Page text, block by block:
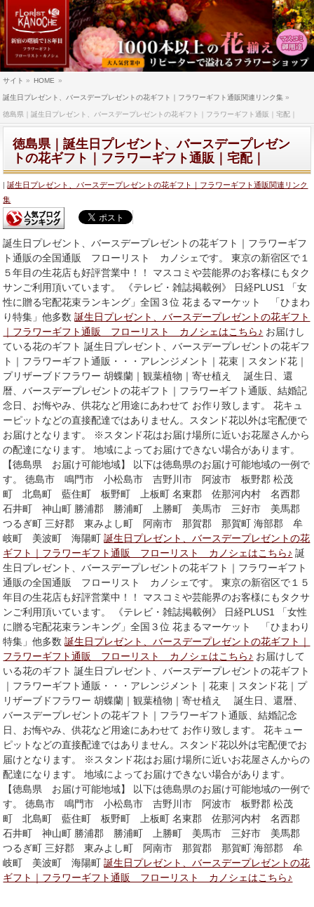
サイト » HOME »
誕生日プレゼント、バースデープレゼントの花ギフト｜フラワーギフト通販関連リンク集 »
徳島県｜誕生日プレゼント、バースデープレゼントの花ギフト｜フラワーギフト通販｜宅配｜
徳島県｜誕生日プレゼント、バースデープレゼン
トの花ギフト｜フラワーギフト通販｜宅配｜
誕生日プレゼント、バースデープレゼントの花ギフト｜フラワーギフト通販関連リンク
集
誕生日プレゼント、バースデープレゼントの花ギフト｜フラワーギフ
ト通販の全国通販 フローリスト カノシェです。 東京の新宿区で１
５年目の生花店も好評営業中！！ マスコミや芸能界のお客様にもタク
サンご利用頂いています。 《テレビ・雑誌掲載例》 日経PLUS1 「女
性に贈る宅配花束ランキング」全国３位 花まるマーケット 「ひまわ
り特集」他多数誕生日プレゼント、バースデープレゼントの花ギフト
｜フラワーギフト通販 フローリスト カノシェはこちら♪ お届けし
ている花のギフト 誕生日プレゼント、バースデープレゼントの花ギフ
ト｜フラワーギフト通販・・・アレンジメント｜花束｜スタンド花｜
プリザーブドフラワー 胡蝶蘭｜観葉植物｜寄せ植え 誕生日、還
暦、バースデープレゼントの花ギフト｜フラワーギフト通販、結婚記
念日、お悔やみ、供花など用途にあわせて お作り致します。 花キュ
ーピットなどの直接配達ではありません。スタンド花以外は宅配便で
お届けとなります。 ※スタンド花はお届け場所に近いお花屋さんから
の配達になります。 地域によってお届けできない場合があります。
【徳島県 お届け可能地域】 以下は徳島県のお届け可能地域の一例で
す。 徳島市 鳴門市 小松島市 吉野川市 阿波市 板野郡 松茂
町 北島町 藍住町 板野町 上板町 名東郡 佐那河内村 名西郡
石井町 神山町 勝浦郡 勝浦町 上勝町 美馬市 三好市 美馬郡
つるぎ町 三好郡 東みよし町 阿南市 那賀郡 那賀町 海部郡 牟
岐町 美波町 海陽町誕生日プレゼント、バースデープレゼントの花
ギフト｜フラワーギフト通販 フローリスト カノシェはこちら♪ 誕
生日プレゼント、バースデープレゼントの花ギフト｜フラワーギフト
通販の全国通販 フローリスト カノシェです。 東京の新宿区で１５
年目の生花店も好評営業中！！ マスコミや芸能界のお客様にもタクサ
ンご利用頂いています。 《テレビ・雑誌掲載例》 日経PLUS1 「女性
に贈る宅配花束ランキング」全国３位 花まるマーケット 「ひまわり
特集」他多数誕生日プレゼント、バースデープレゼントの花ギフト｜
フラワーギフト通販 フローリスト カノシェはこちら♪ お届けして
いる花のギフト 誕生日プレゼント、バースデープレゼントの花ギフト
｜フラワーギフト通販・・・アレンジメント｜花束｜スタンド花｜プ
リザーブドフラワー 胡蝶蘭｜観葉植物｜寄せ植え 誕生日、還暦、
バースデープレゼントの花ギフト｜フラワーギフト通販、結婚記念
日、お悔やみ、供花など用途にあわせて お作り致します。 花キュー
ピットなどの直接配達ではありません。スタンド花以外は宅配便でお
届けとなります。 ※スタンド花はお届け場所に近いお花屋さんからの
配達になります。 地域によってお届けできない場合があります。
【徳島県 お届け可能地域】 以下は徳島県のお届け可能地域の一例で
す。 徳島市 鳴門市 小松島市 吉野川市 阿波市 板野郡 松茂
町 北島町 藍住町 板野町 上板町 名東郡 佐那河内村 名西郡
石井町 神山町 勝浦郡 勝浦町 上勝町 美馬市 三好市 美馬郡
つるぎ町 三好郡 東みよし町 阿南市 那賀郡 那賀町 海部郡 牟
岐町 美波町 海陽町誕生日プレゼント、バースデープレゼントの花
ギフト｜フラワーギフト通販 フローリスト カノシェはこちら♪